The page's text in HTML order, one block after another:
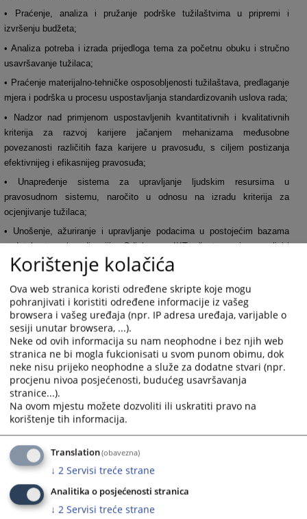
• Praćenje, analiza i pružanje podrške tužilaštvima u pripremi i
izvršenju budžeta;
• Analiza potreba i izrada prijedloga tema za početnu obuku i stručno
usavršavanje tužilaca;
• Praćenje materijalno-tehničke osposobljenosti tužilaštava, predlaganje
mjera i podrška u procesu uspostavljanja standardizovanih uslova rada;
• Nadzor nad primjenom uspostavljenih kvantitativnih i kvalitativnih
kriterija za razvoj karijere jačanjem mehanizama međusobne
povezanosti različitih faza karijere u pravosuđu, s ciljem postizanja
efektivnijeg i efikasnijeg pravosuđa;
• Unapređenje sistema za upravljanje ljudskim resursima u
pravosudnom sistemu, naročito u odnosu na izradu kriterija za
ocjenjivanje tužilaca;
• Unošenje, ažuriranje i upravljanje podacima u postojećim bazama
podataka te, u koordinaciji s Odjelom za IKT, učestvovanje u analizi i
osmišljavanju aplikativnih rješenja za baze podataka, sistema i procesa
neophodnih za podršku radu Odjela;
• Učestvovanje u postupcima srednjoročnog planiranja, godišnjeg
programiranja, praćenja i izvještavanja u VSTV-u BiH;
• Identifikovanje, razvijanje i primjena novih i poboljšanih načina rada za
podršku razvoju Sekretarijata VSTV-a BiH i postizanje utvrđenih ciljeva
VSTV-a BiH;
• Obavljanje ostalih aktivnosti proizašlih iz nadležnosti Odjela i drugih
zadataka po nalogu direktora Sekretarijata VSTV-a BiH.
2044PREGLEDA
Korištenje kolačića
Ova web stranica koristi određene skripte koje mogu
pohranjivati i koristiti određene informacije iz vašeg
browsera i vašeg uređaja (npr. IP adresa uređaja, varijable o
sesiji unutar browsera, ...).
Neke od ovih informacija su nam neophodne i bez njih web
stranica ne bi mogla fukcionisati u svom punom obimu, dok
neke nisu prijeko neophodne a služe za dodatne stvari (npr.
procjenu nivoa posjećenosti, budućeg usavršavanja
stranice...).
Na ovom mjestu možete dozvoliti ili uskratiti pravo na
korištenje tih informacija.
Translation(obavezna)
↓ 2 Servisi treće strane
Analitika o posjećenosti stranica
↓ 2 Servisi treće strane